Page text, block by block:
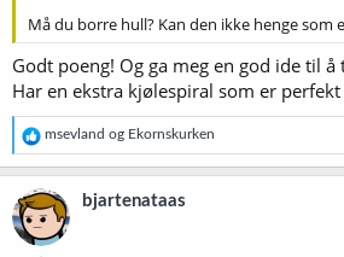
Må du borre hull? Kan den ikke henge som
Godt poeng! Og ga meg en god ide til å
Har en ekstra kjølespiral som er
R
e
a
k
s
o
msevland og Ekornskurken
bjartenataas